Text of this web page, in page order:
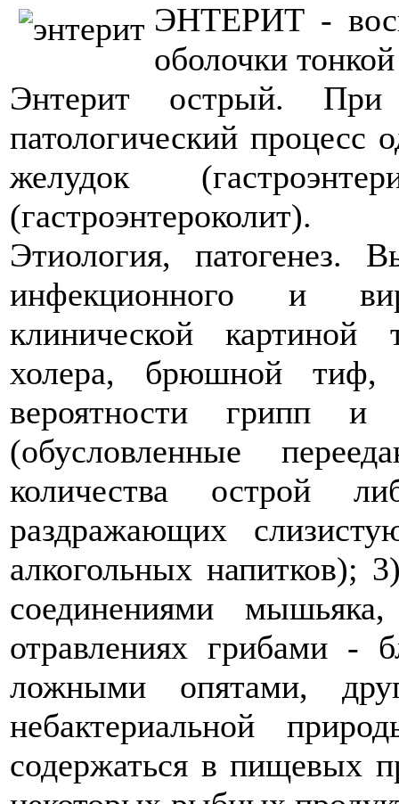
ЭНТЕРИТ -
оболочки
Энтерит острый.
патологический процесс
желудок
(гастроэнтероколит).
Этиология, патогенез.
инфекционного и
клинической картиной
холера, брюшной тиф,
вероятности грипп
(обусловленные
количества острой
раздражающих
алкогольных напитков);
соединениями
отравлениях грибами -
ложными опятами,
небактериальной
содержаться в пищевых